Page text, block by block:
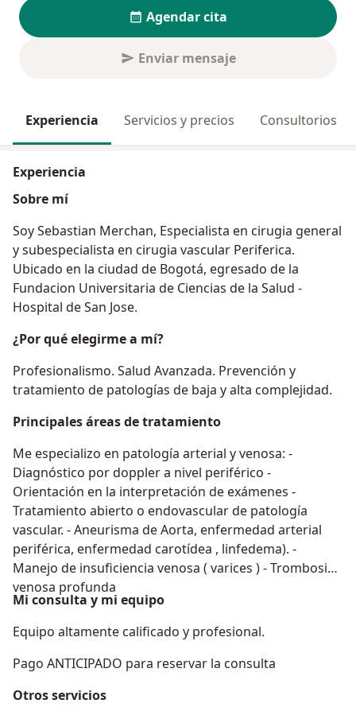
Agendar cita
Enviar mensaje
Experiencia Servicios y precios Consultorios
Experiencia
Sobre mí
Soy Sebastian Merchan, Especialista en cirugia general
y subespecialista en cirugia vascular Periferica.
Ubicado en la ciudad de Bogotá, egresado de la
Fundacion Universitaria de Ciencias de la Salud -
Hospital de San Jose.
¿Por qué elegirme a mí?
Profesionalismo. Salud Avanzada. Prevención y
tratamiento de patologías de baja y alta complejidad.
Principales áreas de tratamiento
Me especializo en patología arterial y venosa: -
Diagnóstico por doppler a nivel periférico -
Orientación en la interpretación de exámenes -
Tratamiento abierto o endovascular de patología
vascular. - Aneurisma de Aorta, enfermedad arterial
periférica, enfermedad carotídea , linfedema). -
Manejo de insuficiencia venosa ( varices ) - Trombosis
venosa profunda
Mi consulta y mi equipo
Equipo altamente calificado y profesional.
Pago ANTICIPADO para reservar la consulta
Otros servicios